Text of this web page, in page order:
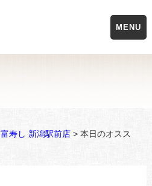
富寿し 新潟駅前店> 本日のオスス
MENU